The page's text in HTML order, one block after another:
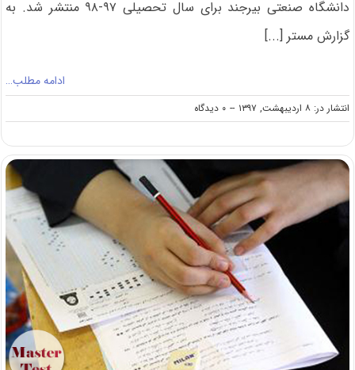
دانشگاه صنعتی بیرجند برای سال تحصیلی ۹۷-۹۸ منتشر شد. به
گزارش مستر [...]
ادامه مطلب…
انتشار در: ۸ اردیبهشت, ۱۳۹۷ -- ۰ دیدگاه
on
فراخوان
ارشد
کنکور
دانشگاه
صنعتی
بیرجند
در
سال
۹۷